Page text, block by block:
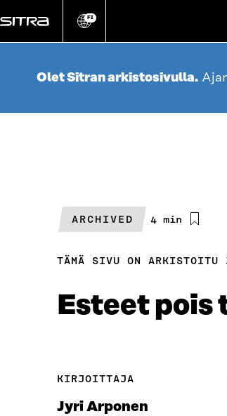
suoraan
Vaihda
kieli
FI
Olet Sitran arkistosivulla.
ARCHIVED
Arvioitu
4 min
TÄMÄ SIVU ON ARKISTOITU
Esteet pois
KIRJOITTAJA
Jyri Arponen